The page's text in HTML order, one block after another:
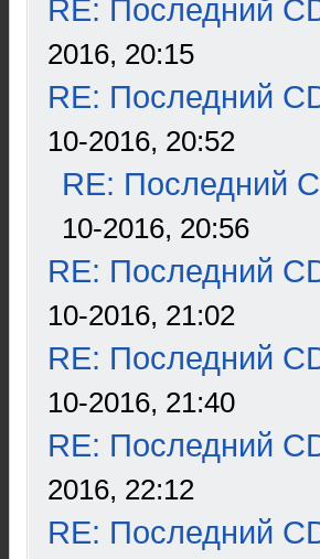
RE: Последний
2016, 20:15
RE: Последний
10-2016, 20:52
RE: Последний
10-2016, 20:56
RE: Последний
10-2016, 21:02
RE: Последний
10-2016, 21:40
RE: Последний
2016, 22:12
RE: Последний